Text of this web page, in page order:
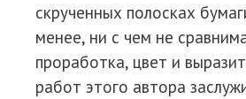
скрученных полосках
менее, ни с чем не
проработка, цвет и
работ этого автора